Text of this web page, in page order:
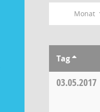
Monat
Tag
03.05.2017